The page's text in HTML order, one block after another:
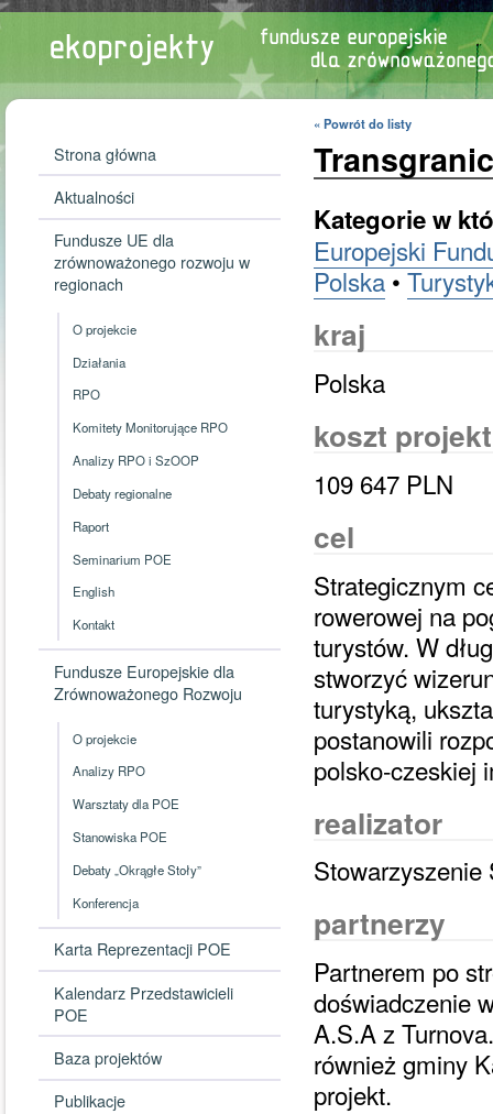
Strona główna
Aktualności
Fundusze UE dla
zrównoważonego rozwoju w
regionach
O projekcie
Działania
RPO
Komitety Monitorujące RPO
Analizy RPO i SzOOP
Debaty regionalne
Raport
Seminarium POE
English
Kontakt
Fundusze Europejskie dla
Zrównoważonego Rozwoju
O projekcie
Analizy RPO
Warsztaty dla POE
Stanowiska POE
Debaty „Okrągłe Stoły”
Konferencja
Karta Reprezentacji POE
Kalendarz Przedstawicieli
POE
Baza projektów
Publikacje
« Powrót do listy
Kategorie w
Europejski
Polska•
kraj
Polska
koszt
109 647 PLN
cel
Strategicznym
rowerowej na
turystów. W
stworzyć
turystyką,
postanowili
polsko-czeskiej
realizator
Stowarzyszenie
partnerzy
Partnerem po
doświadczenie
A.S.A z
również gminy
projekt.